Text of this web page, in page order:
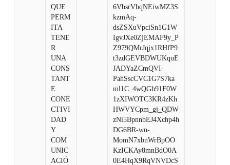
QUE
PERM
ITA
TENE
R
UNA
CONS
TANT
E
CONE
CTIVI
DAD
Y
COM
UNIC
ACIÓ
6VbsrVhqNEiwMZ3S
kzmAq-
dsZSXuVpciSn1G1W
IgvJXe0ZjEMAF9y_P
Z979QMrJqjx1RHfP9
t3zdGEVBDWUKquE
JADYaZCmQVI-
PahSscCVC1G7S7ka
ml1C_4wQGh91F0W
1zXIWOTC3KR4zKh
HWVYCpm_gj_QDW
zNi5BpnnbEJ4Xchp4h
DG6BR-wn-
MomN7xbnWrBpOO
KzICKAy8mnBdO0A
0E4HqX9RqVNVDcS